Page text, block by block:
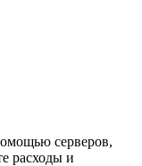
серверов,
расходы и